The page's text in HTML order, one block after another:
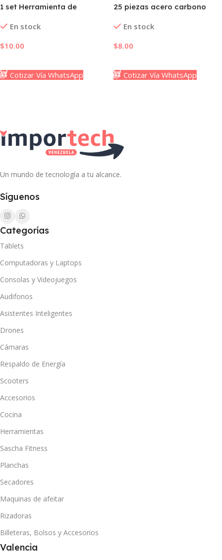
1 set Herramienta de
En stock
$10.00
Cotizar Vía WhatsApp
25 piezas acero carbono
En stock
$8.00
Cotizar Vía WhatsApp
Un mundo de tecnología a tu alcance.
Síguenos
Categorías
Tablets
Computadoras y Laptops
Consolas y Videojuegos
Audifonos
Asistentes Inteligentes
Drones
Cámaras
Respaldo de Energía
Scooters
Accesorios
Cocina
Herramientas
Sascha Fitness
Planchas
Secadores
Maquinas de afeitar
Rizadoras
Billeteras, Bolsos y Accesorios
Valencia